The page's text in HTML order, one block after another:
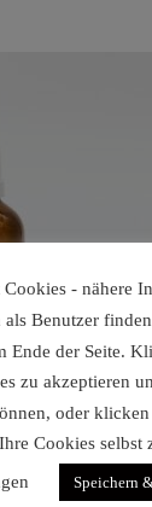
- nähere
Benutzer
Ende der Seite.
zu akzeptieren
oder
Cookies selbst
Speichern